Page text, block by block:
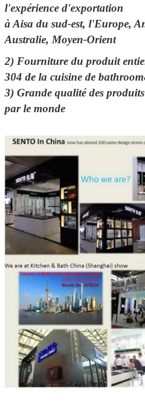
l'expérience d'exportation
à Aisa du sud-est, l'Europe,
Australie, Moyen-Orient
2) Fourniture du produit
304 de la cuisine de
3) Grande qualité des
par le monde